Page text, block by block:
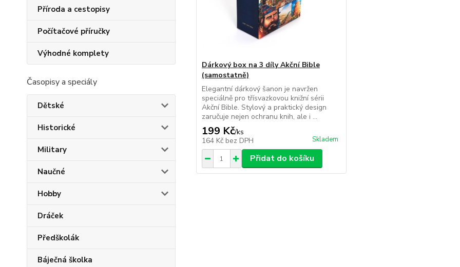
Příroda a cestopisy
Počítačové příručky
Výhodné komplety
Časopisy a speciály
Dětské
Historické
Military
Naučné
Hobby
Dráček
Předškolák
Báječná školka
Dárkový box na 3 díly Akční Bible
(samostatně)
Elegantní dárkový šanon je navržen
speciálně pro třísvazkovou knižní sérii
Akční Bible. Stylový a praktický design
zaručuje nejen ochranu knih, ale i ...
199 Kč/ks
164 Kč bez DPH Skladem
Přidat do košíku